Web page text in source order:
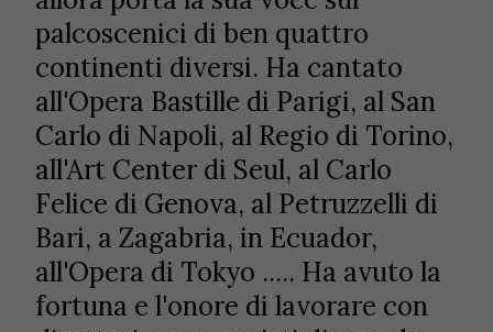
palcoscenici di ben quattro
continenti diversi. Ha cantato
all'Opera Bastille di Parigi, al San
Carlo di Napoli, al Regio di Torino,
all'Art Center di Seul, al Carlo
Felice di Genova, al Petruzzelli di
Bari, a Zagabria, in Ecuador,
all'Opera di Tokyo ..... Ha avuto la
fortuna e l'onore di lavorare con